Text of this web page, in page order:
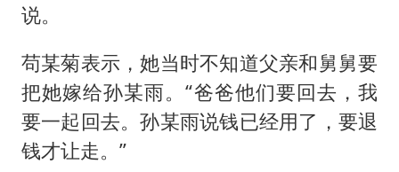
说。
苟某菊表示，她当时不知道父亲和舅舅要
把她嫁给孙某雨。“爸爸他们要回去，我
要一起回去。孙某雨说钱已经用了，要退
钱才让走。”